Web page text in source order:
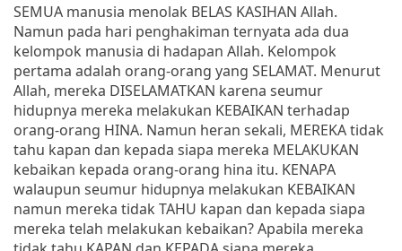
SEMUA manusia menolak BELAS KASIHAN Allah.
Namun pada hari penghakiman ternyata ada dua
kelompok manusia di hadapan Allah. Kelompok
pertama adalah orang-orang yang SELAMAT. Menurut
Allah, mereka DISELAMATKAN karena seumur
hidupnya mereka melakukan KEBAIKAN terhadap
orang-orang HINA. Namun heran sekali, MEREKA tidak
tahu kapan dan kepada siapa mereka MELAKUKAN
kebaikan kepada orang-orang hina itu. KENAPA
walaupun seumur hidupnya melakukan KEBAIKAN
namun mereka tidak TAHU kapan dan kepada siapa
mereka telah melakukan kebaikan? Apabila mereka